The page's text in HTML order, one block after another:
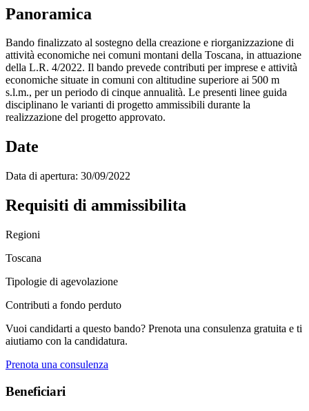
Panoramica
Bando finalizzato al sostegno della creazione e riorganizzazione di
attività economiche nei comuni montani della Toscana, in attuazione
della L.R. 4/2022. Il bando prevede contributi per imprese e attività
economiche situate in comuni con altitudine superiore ai 500 m
s.l.m., per un periodo di cinque annualità. Le presenti linee guida
disciplinano le varianti di progetto ammissibili durante la
realizzazione del progetto approvato.
Date
Data di apertura: 30/09/2022
Requisiti di ammissibilita
Regioni
Toscana
Tipologie di agevolazione
Contributi a fondo perduto
Vuoi candidarti a questo bando? Prenota una consulenza gratuita e ti
aiutiamo con la candidatura.
Prenota una consulenza
Beneficiari